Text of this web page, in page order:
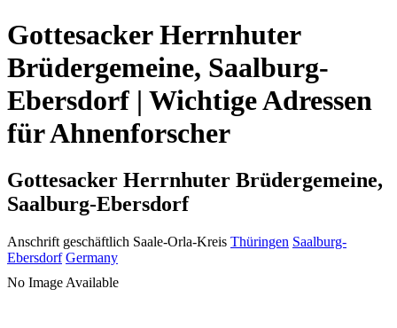
Gottesacker Herrnhuter
Brüdergemeine, Saalburg-
Ebersdorf | Wichtige Adressen
für Ahnenforscher
Gottesacker Herrnhuter Brüdergemeine,
Saalburg-Ebersdorf
Anschrift geschäftlich Saale-Orla-Kreis Thüringen Saalburg-
Ebersdorf Germany
No Image Available